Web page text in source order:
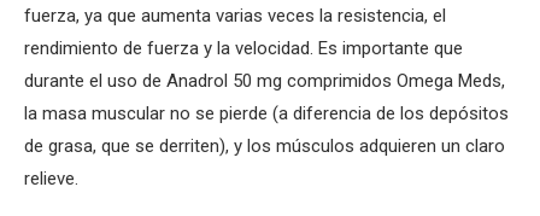
fuerza, ya que aumenta varias veces la resistencia, el
rendimiento de fuerza y la velocidad. Es importante que
durante el uso de Anadrol 50 mg comprimidos Omega Meds,
la masa muscular no se pierde (a diferencia de los depósitos
de grasa, que se derriten), y los músculos adquieren un claro
relieve.